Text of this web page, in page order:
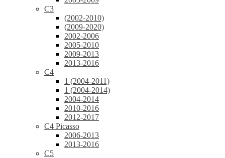
C3
(2002-2010)
(2009-2020)
2002-2006
2005-2010
2009-2013
2013-2016
C4
1 (2004-2011)
1 (2004-2014)
2004-2014
2010-2016
2012-2017
C4 Picasso
2006-2013
2013-2016
C5